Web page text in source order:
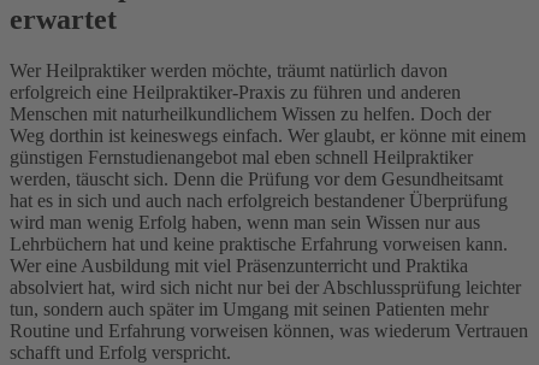
erwartet
Wer Heilpraktiker werden möchte, träumt natürlich davon
erfolgreich eine Heilpraktiker-Praxis zu führen und anderen
Menschen mit naturheilkundlichem Wissen zu helfen. Doch der
Weg dorthin ist keineswegs einfach. Wer glaubt, er könne mit einem
günstigen Fernstudienangebot mal eben schnell Heilpraktiker
werden, täuscht sich. Denn die Prüfung vor dem Gesundheitsamt
hat es in sich und auch nach erfolgreich bestandener Überprüfung
wird man wenig Erfolg haben, wenn man sein Wissen nur aus
Lehrbüchern hat und keine praktische Erfahrung vorweisen kann.
Wer eine Ausbildung mit viel Präsenzunterricht und Praktika
absolviert hat, wird sich nicht nur bei der Abschlussprüfung leichter
tun, sondern auch später im Umgang mit seinen Patienten mehr
Routine und Erfahrung vorweisen können, was wiederum Vertrauen
schafft und Erfolg verspricht.